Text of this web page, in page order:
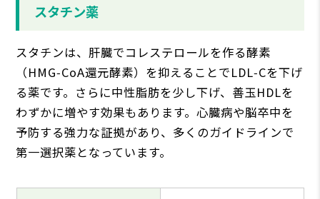
スタチン薬
スタチンは、肝臓でコレステロールを作る酵素
（HMG‑CoA還元酵素）を抑えることでLDL‑Cを下げ
る薬です。さらに中性脂肪を少し下げ、善玉HDLを
わずかに増やす効果もあります。心臓病や脳卒中を
予防する強力な証拠があり、多くのガイドラインで
第一選択薬となっています。